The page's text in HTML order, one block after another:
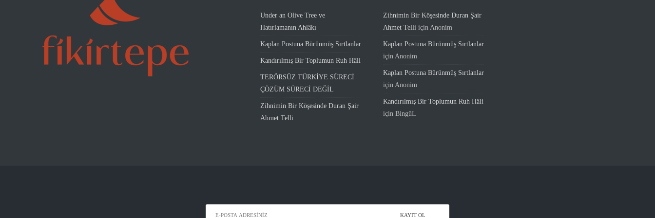
Under an Olive Tree ve
Hatırlamanın Ahlâkı
Kaplan Postuna Bürünmüş Sırtlanlar
Kandırılmış Bir Toplumun Ruh Hâli
TERÖRSÜZ TÜRKİYE SÜRECİ
ÇÖZÜM SÜRECİ DEĞİL
Zihnimin Bir Köşesinde Duran Şair
Ahmet Telli
Zihnimin Bir Köşesinde Duran Şair
Ahmet Telli içinAnonim
Kaplan Postuna Bürünmüş Sırtlanlar
içinAnonim
Kaplan Postuna Bürünmüş Sırtlanlar
içinAnonim
Kandırılmış Bir Toplumun Ruh Hâli
için BingüL